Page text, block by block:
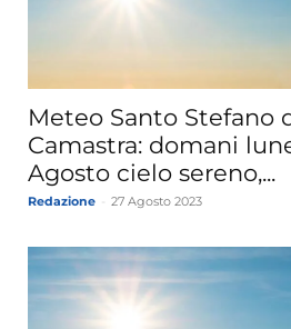
Weather
Meteo Santo Stefano
Camastra: domani
Agosto cielo sereno,...
Redazione 27 Agosto 2023